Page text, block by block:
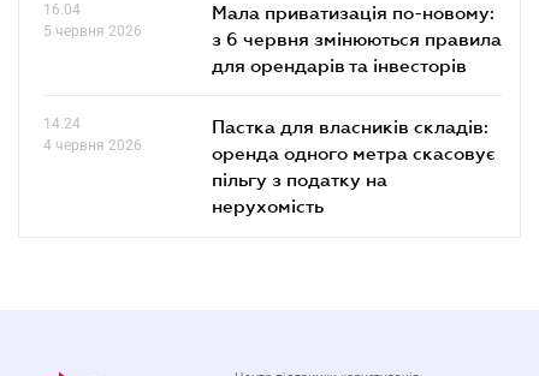
16.04
5 червня 2026
Мала приватизація по-новому:
з 6 червня змінюються правила
для орендарів та інвесторів
14.24
4 червня 2026
Пастка для власників складів:
оренда одного метра скасовує
пільгу з податку на
нерухомість